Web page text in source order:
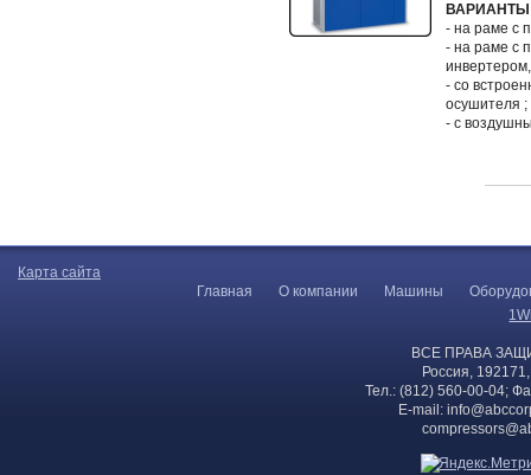
- на раме с
- на раме с
- со
осушителя ;
- с
Карта сайта
Главная
О компании Машины
ВСЕ ПРАВА
Россия,
Тел.: (812) 560-00-04;
E-mail: